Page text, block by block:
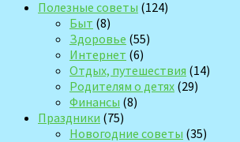
Полезные советы (124)
Быт (8)
Здоровье (55)
Интернет (6)
Отдых, путешествия (14)
Родителям о детях (29)
Финансы (8)
Праздники (75)
Новогодние советы (35)